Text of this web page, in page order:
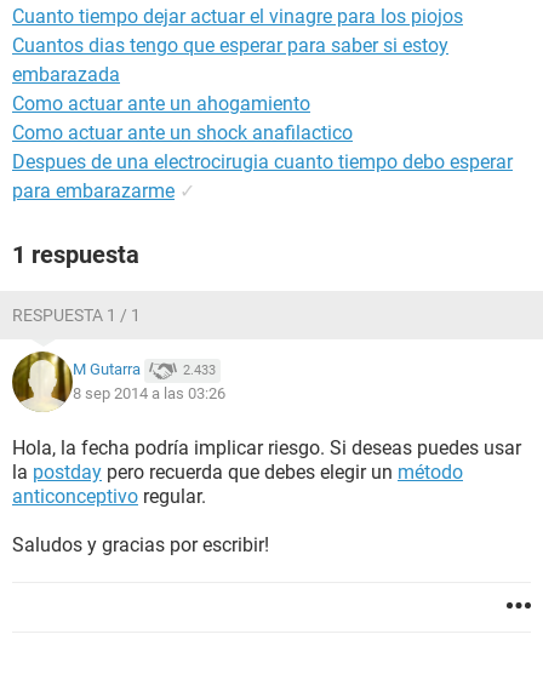
Cuanto tiempo dejar actuar el vinagre para los piojos
Cuantos dias tengo que esperar para saber si estoy
embarazada
Como actuar ante un ahogamiento
Como actuar ante un shock anafilactico
Despues de una electrocirugia cuanto tiempo debo esperar
para embarazarme ✓
1 respuesta
RESPUESTA 1 / 1
M Gutarra 2.433
8 sep 2014 a las 03:26
Hola, la fecha podría implicar riesgo. Si deseas puedes usar
la postday pero recuerda que debes elegir un método
anticonceptivo regular.
Saludos y gracias por escribir!